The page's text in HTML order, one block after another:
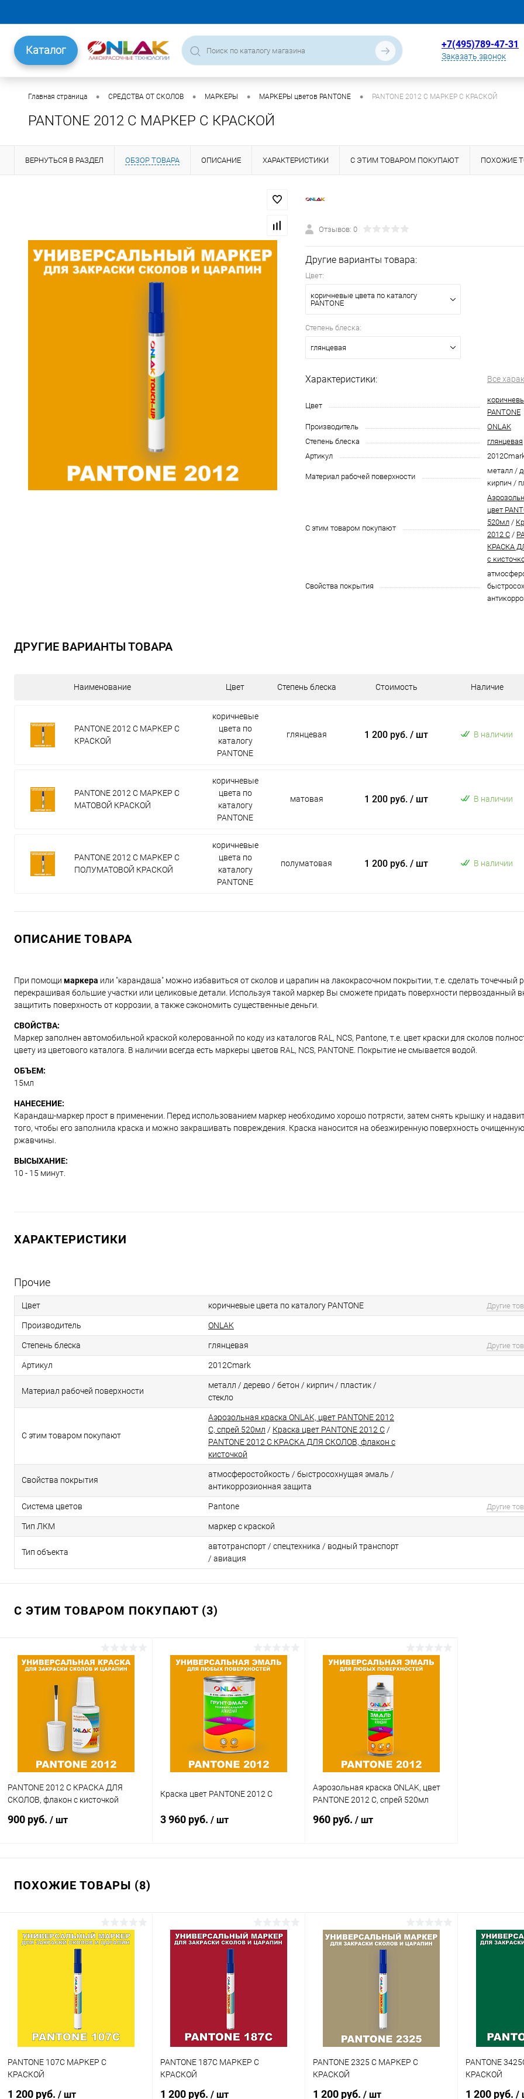
Каталог +7(495)789-47-31
Заказать звонок
Главная страница • СРЕДСТВА ОТ СКОЛОВ • МАРКЕРЫ • МАРКЕРЫ цветов PANTONE • PANTONE 2012 C МАРКЕР С КРАСКОЙ
PANTONE 2012 C МАРКЕР С КРАСКОЙ
ВЕРНУТЬСЯ В РАЗДЕЛ ОБЗОР ТОВАРА ОПИСАНИЕ ХАРАКТЕРИСТИКИ С ЭТИМ ТОВАРОМ ПОКУПАЮТ ПОХОЖИЕ
Отзывов: 0
Другие варианты товара:
Цвет:
коричневые цвета по каталогу
PANTONE
Степень блеска:
глянцевая
Характеристики: Все
Цвет
PANTONE
Производитель
ONLAK
Степень блеска
глянцевая
Артикул
Материал рабочей поверхности
металл /
кирпич /
С этим товаром покупают
цвет
520мл /
2012 C /
КРАСКА
с
Свойства покрытия
ДРУГИЕ ВАРИАНТЫ ТОВАРА
Наименование Цвет Степень блеска Стоимость Наличие
PANTONE 2012 C МАРКЕР С
КРАСКОЙ
коричневые
цвета по
каталогу
PANTONE
глянцевая 1 200 руб. / шт В наличии
PANTONE 2012 C МАРКЕР С
МАТОВОЙ КРАСКОЙ
коричневые
цвета по
каталогу
PANTONE
матовая 1 200 руб. / шт В наличии
PANTONE 2012 C МАРКЕР С
ПОЛУМАТОВОЙ КРАСКОЙ
коричневые
цвета по
каталогу
PANTONE
полуматовая 1 200 руб. / шт В наличии
ОПИСАНИЕ ТОВАРА
При помощи маркера или "карандаша" можно избавиться от сколов и царапин на лакокрасочном покрытии, т.е. сделать точечный
перекрашивая большие участки или целиковые детали. Используя такой маркер Вы сможете придать поверхности первозданный
защитить поверхность от коррозии, а также сэкономить существенные деньги.
СВОЙСТВА:
Маркер заполнен автомобильной краской колерованной по коду из каталогов RAL, NCS, Pantone, т.е. цвет краски для сколов
цвету из цветового каталога. В наличии всегда есть маркеры цветов RAL, NCS, PANTONE. Покрытие не смывается водой.
ОБЪЕМ:
15мл
НАНЕСЕНИЕ:
Карандаш-маркер прост в применении. Перед использованием маркер необходимо хорошо потрясти, затем снять крышку и
того, чтобы его заполнила краска и можно закрашивать повреждения. Краска наносится на обезжиренную поверхность
ржавчины.
ВЫСЫХАНИЕ:
10 - 15 минут.
ХАРАКТЕРИСТИКИ
Прочие
Цвет коричневые цвета по каталогу PANTONE Другие
Производитель ONLAK
Степень блеска глянцевая Другие
Артикул 2012Cmark
Материал рабочей поверхности
металл / дерево / бетон / кирпич / пластик /
стекло
С этим товаром покупают
Аэрозольная краска ONLAK, цвет PANTONE 2012
C, спрей 520мл / Краска цвет PANTONE 2012 C /
PANTONE 2012 C КРАСКА ДЛЯ СКОЛОВ, флакон с
кисточкой
Свойства покрытия
атмосферостойкоcть / быстросохнущая эмаль /
антикоррозионная защита
Система цветов Pantone Другие
Тип ЛКМ маркер с краской
Тип объекта
автотранспорт / спецтехника / водный транспорт
/ авиация
С ЭТИМ ТОВАРОМ ПОКУПАЮТ (3)
PANTONE 2012 C КРАСКА ДЛЯ
СКОЛОВ, флакон с кисточкой
900 руб. / шт
Цвет:
матовая
Краска цвет PANTONE 2012 C
3 960 руб. / шт
Цвет:
полуматовая
Аэрозольная краска ONLAK, цвет
PANTONE 2012 C, спрей 520мл
960 руб. / шт
Цвет:
ПОХОЖИЕ ТОВАРЫ (8)
PANTONE 107C МАРКЕР С
КРАСКОЙ
1 200 руб. / шт
PANTONE 187C МАРКЕР С
КРАСКОЙ
1 200 руб. / шт
PANTONE 2325 C МАРКЕР С
КРАСКОЙ
1 200 руб. / шт
PANTONE
КРАСКОЙ
1 200 руб. /